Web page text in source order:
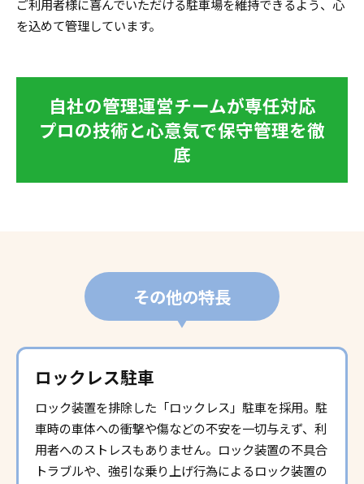
ご利用者様に喜んでいただける駐車場を維持できるよう、心
を込めて管理しています。
自社の管理運営チームが専任対応
プロの技術と心意気で保守管理を徹
底
その他の特長
ロックレス駐車
ロック装置を排除した「ロックレス」駐車を採用。駐
車時の車体への衝撃や傷などの不安を一切与えず、利
用者へのストレスもありません。ロック装置の不具合
トラブルや、強引な乗り上げ行為によるロック装置の